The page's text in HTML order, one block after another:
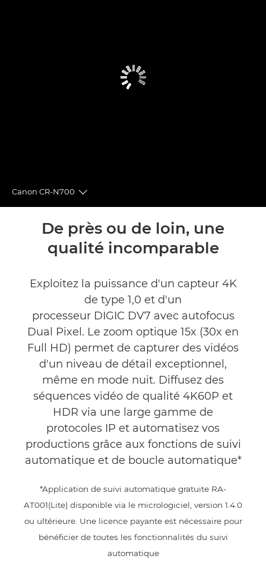
Canon CR-N700
Toggle breadcrumbs
Présentation
Caractéristiques
Commentaires
De près ou de loin, une
qualité incomparable
Exploitez la puissance d'un capteur 4K
de type 1,0 et d'un
processeur DIGIC DV7 avec autofocus
Dual Pixel. Le zoom optique 15x (30x en
Full HD) permet de capturer des vidéos
d'un niveau de détail exceptionnel,
même en mode nuit. Diffusez des
séquences vidéo de qualité 4K60P et
HDR via une large gamme de
protocoles IP et automatisez vos
productions grâce aux fonctions de suivi
automatique et de boucle automatique*
*Application de suivi automatique gratuite RA-
AT001(Lite) disponible via le micrologiciel, version 1.4.0
ou ultérieure. Une licence payante est nécessaire pour
bénéficier de toutes les fonctionnalités du suivi
automatique